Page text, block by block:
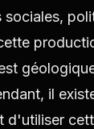
il
d'utiliser